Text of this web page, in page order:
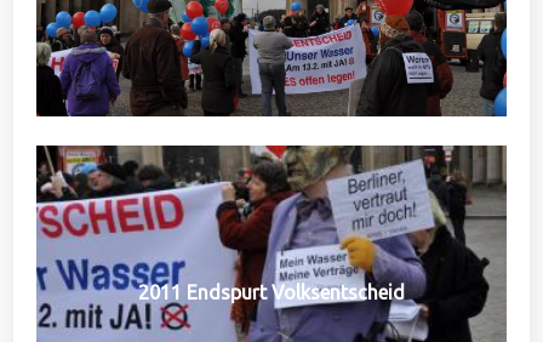
2011 Endspurt Volksentscheid